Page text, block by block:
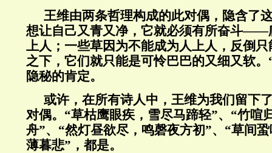
王维由两条哲理构成的此对偶，隐含了
想让自己又青又净，它就必须有所奋斗——
上人；一些草因为不能成为人上人，反倒
之下，它们就只能是可怜巴巴的又细又软
隐秘的肯定。
或许，在所有诗人中，王维为我们留下
对偶。“草枯鹰眼疾，雪尽马蹄轻”、“竹喧
舟”、“然灯昼欲尽，鸣磬夜方初”、“草间
薄暮悲”，都是。